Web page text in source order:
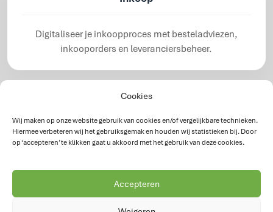
Cookies
Wij maken op onze website gebruik van cookies en/of vergelijkbare technieken.
Hiermee verbeteren wij het gebruiksgemak en houden wij statistieken bij. Door
op ‘accepteren’ te klikken gaat u akkoord met het gebruik van deze cookies.
Accepteren
Digitaliseer je inkoopproces met besteladviezen,
inkooporders en leveranciersbeheer.
Factureer sneller en vollediger op basis van realtime